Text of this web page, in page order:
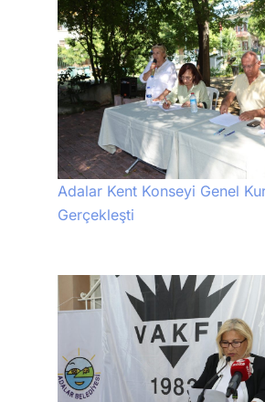
Adalar Kent Konseyi Genel
Gerçekleşti